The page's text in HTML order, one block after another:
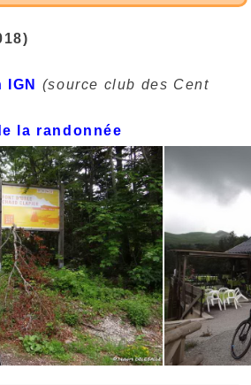
IGN (source club des Cent
la randonnée